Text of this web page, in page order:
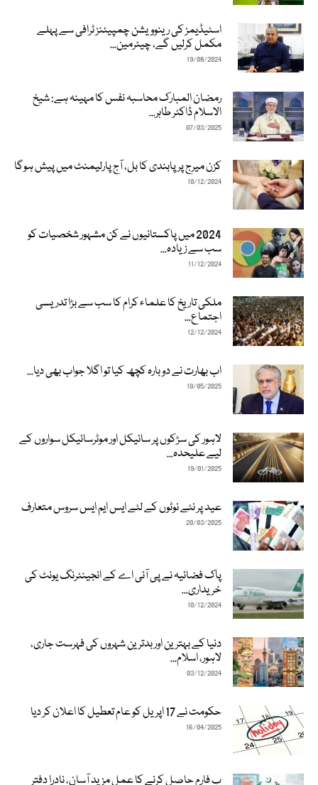
اسٹیڈیمز کی رینوویشن چمپیئنز ٹرافی سے پہلے
مکمل کرلیں گے، چیئرمین...
19/08/2024
رمضان المبارک محاسبہ نفس کا مہینہ ہے: شیخ
الاسلام ڈاکٹر طاہر...
07/03/2025
کزن میرج پر پابندی کا بل، آج پارلیمنٹ میں پیش ہوگا
10/12/2024
2024 میں پاکستانیوں نے کن مشہور شخصیات کو
سب سے زیادہ...
11/12/2024
ملکی تاریخ کا علماء کرام کا سب سے بڑا تدریسی
اجتماع...
12/12/2024
اب بھارت نے دوبارہ کچھ کیا تو اگلا جواب بھی دیا...
10/05/2025
لاہور کی سڑکوں پر سائیکل اور موٹرسائیکل سواروں کے
لیے علیحدہ...
19/01/2025
عید پر نئے نوٹوں کے لئے ایس ایم ایس سروس متعارف
20/03/2025
پاک فضائیہ نے پی آئی اے کے انجینئرنگ یونٹ کی
خریداری...
10/12/2024
دنیا کے بہترین اور بدترین شہروں کی فہرست جاری،
لاہور، اسلام...
03/12/2024
حکومت نے 17 اپریل کو عام تعطیل کا اعلان کر دیا
16/04/2025
ب فارم حاصل کرنے کا عمل مزید آسان، نادرا دفتر